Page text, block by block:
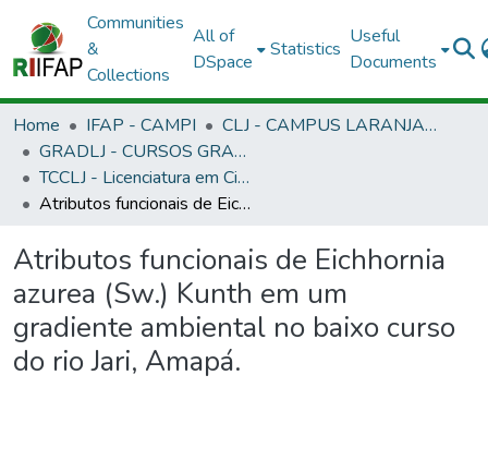
Communities
&
Collections
All of
DSpace
Statistics
Useful
Documents
Home IFAP - CAMPI
CLJ - CAMPUS LARANJAL DO JARI
GRADLJ - CURSOS GRADUAÇÃO - CAMPUS LARANJAL DO JARI
TCCLJ - Licenciatura em Ciências Biológicas
Atributos funcionais de Eichhornia azurea (Sw.) Kunth em um gradiente ambiental no baixo curso do rio Jari, Amapá.
Atributos funcionais de Eichhornia
azurea (Sw.) Kunth em um
gradiente ambiental no baixo curso
do rio Jari, Amapá.